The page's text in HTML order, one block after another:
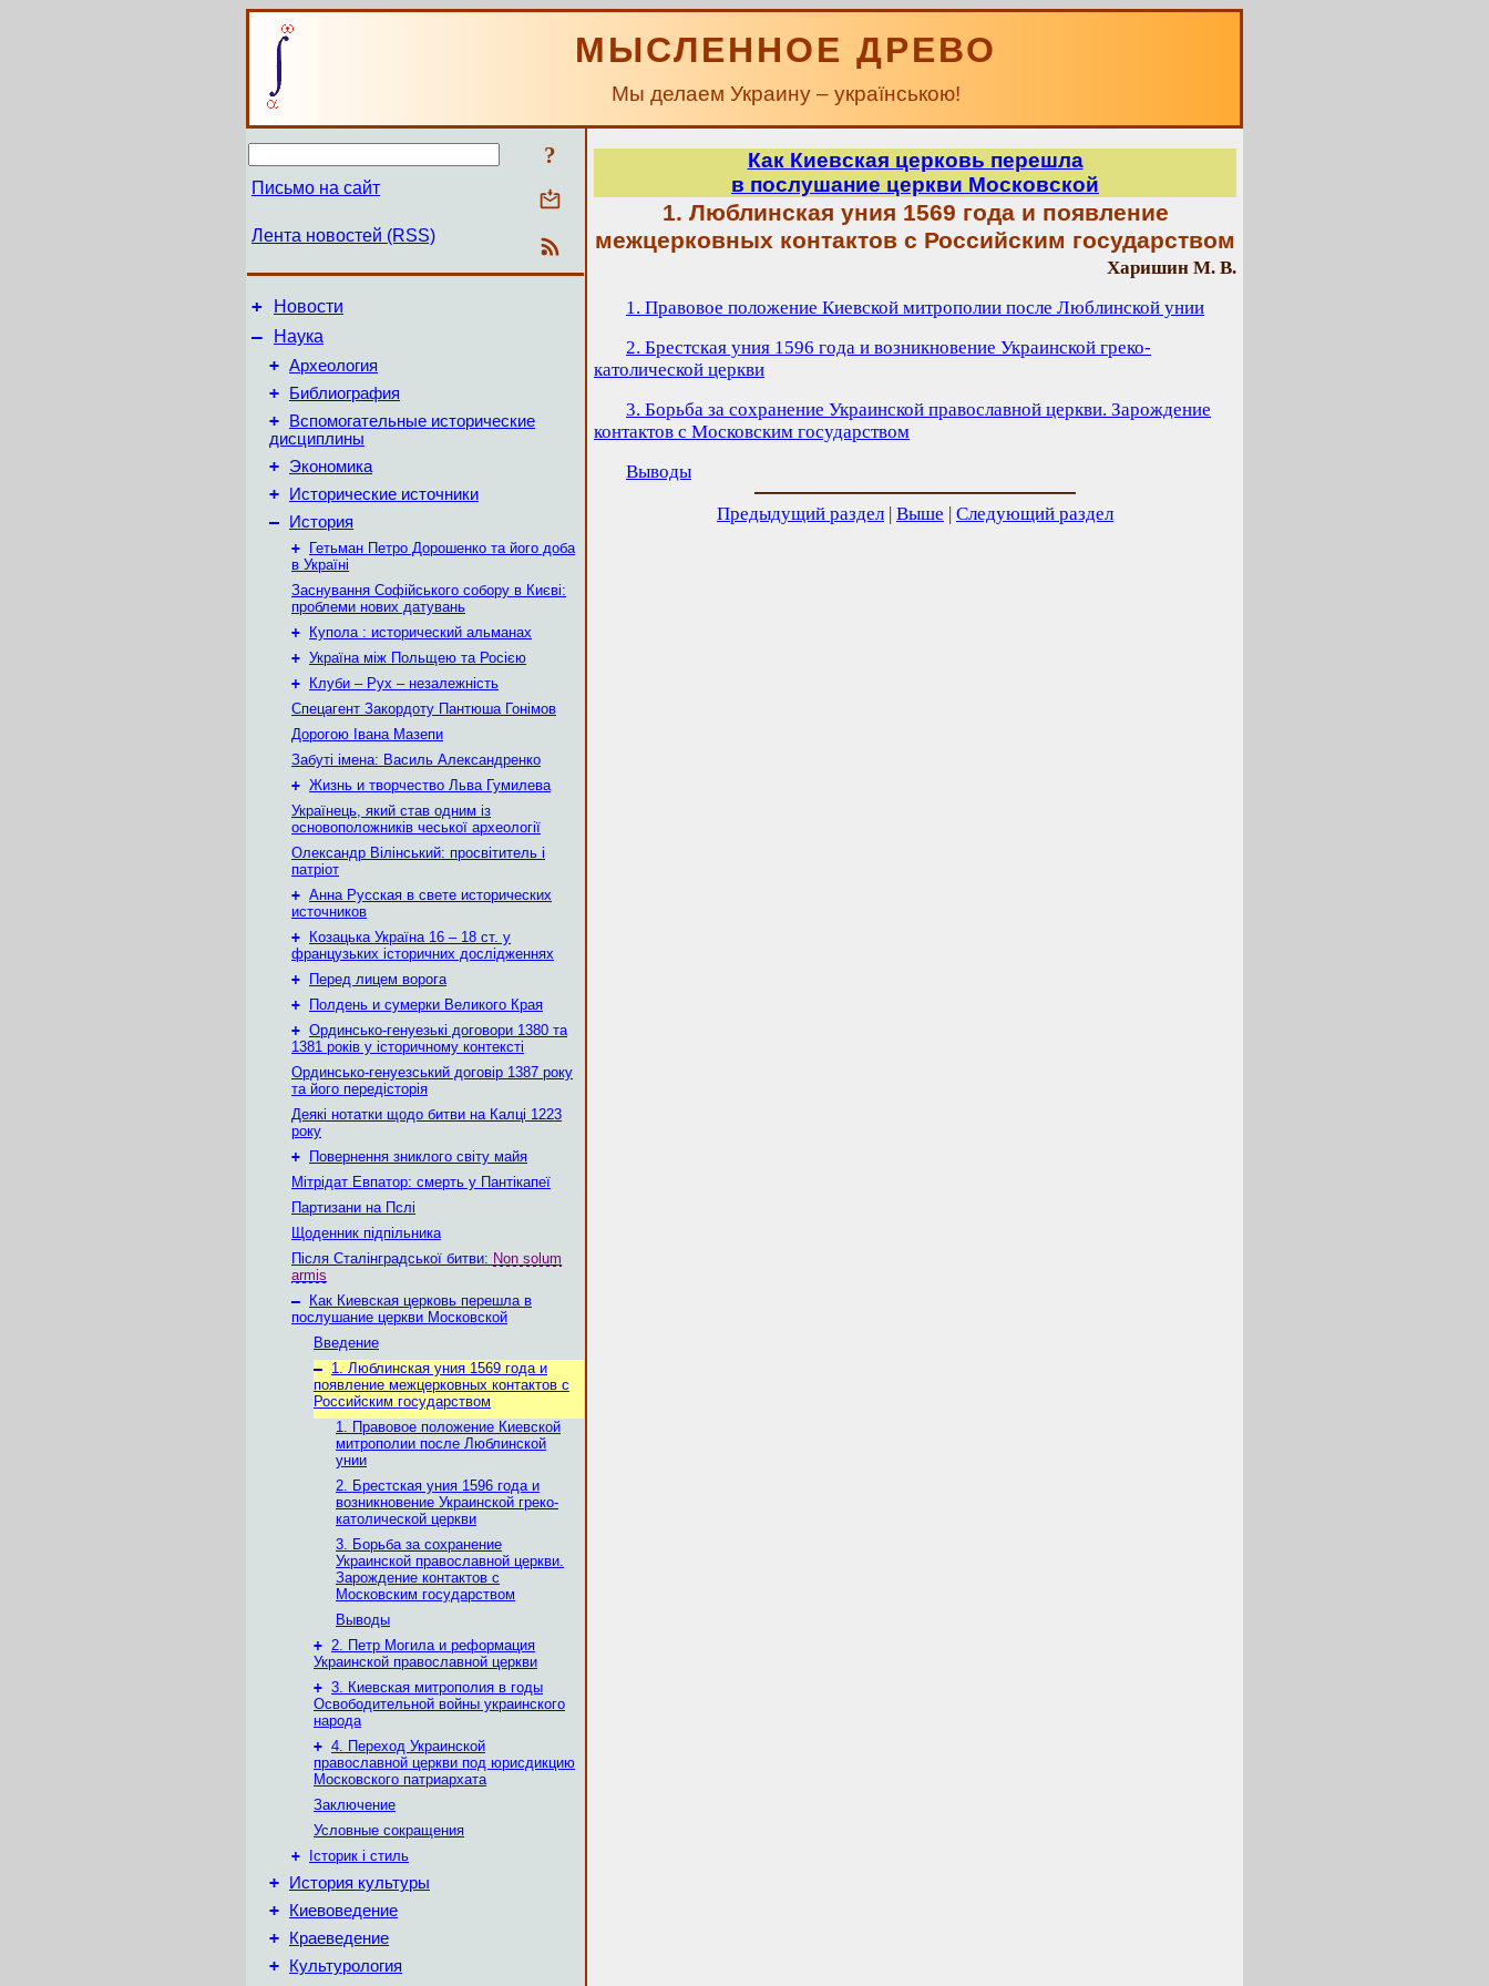
МЫСЛЕННОЕ ДРЕВО
Мы делаем Украину – українською!
?
Письмо на сайт
Лента новостей (RSS)
+ Новости
–
Наука
+ Археология
+ Библиография
+
Вспомогательные исторические
дисциплины
+ Экономика
+ Исторические источники
– История
+
Гетьман Петро Дорошенко та його доба
в Україні
Заснування Софійського собору в Києві:
проблеми нових датувань
+
Купола : исторический альманах
+ Україна між Польщею та Росією
+
Клуби – Рух – незалежність
Спецагент Закордоту Пантюша Гонімов
Дорогою Івана Мазепи
Забуті імена: Василь Александренко
+ Жизнь и творчество Льва Гумилева
Українець, який став одним із
основоположників чеської археології
Олександр Вілінський: просвітитель і
патріот
+ Анна Русская в свете исторических
источников
+
Козацька Україна 16 – 18 ст. у
французьких історичних дослідженнях
+
Перед лицем ворога
+
Полдень и сумерки Великого Края
+ Ординсько-генуезькі договори 1380 та
1381 років у історичному контексті
Ординсько-генуезський договір 1387 року
та його передісторія
Деякі нотатки щодо битви на Калці 1223
року
+
Повернення зниклого світу майя
Мітрідат Евпатор: смерть у Пантікапеї
Партизани на Пслі
Щоденник підпільника
Після Сталінградської битви: Non solum
armis
–
Как Киевская церковь перешла в
послушание церкви Московской
Введение
– 1. Люблинская уния 1569 года и
появление межцерковных контактов с
Российским государством
1. Правовое положение Киевской
митрополии после Люблинской
унии
2. Брестская уния 1596 года и
возникновение Украинской греко-
католической церкви
3. Борьба за сохранение
Украинской православной церкви.
Зарождение контактов с
Московским государством
Выводы
+ 2. Петр Могила и реформация
Украинской православной церкви
+ 3. Киевская митрополия в годы
Освободительной войны украинского
народа
+ 4. Переход Украинской
православной церкви под юрисдикцию
Московского патриархата
Заключение
Условные сокращения
+
Історик і стиль
+ История культуры
+ Киевоведение
+ Краеведение
+ Культурология
Как Киевская церковь перешла
в послушание церкви Московской
1. Люблинская уния 1569 года и появление
межцерковных контактов с Российским государством
Харишин М. В.
1. Правовое положение Киевской митрополии после Люблинской унии
2. Брестская уния 1596 года и возникновение Украинской греко-
католической церкви
3. Борьба за сохранение Украинской православной церкви. Зарождение
контактов с Московским государством
Выводы
Предыдущий раздел | Выше | Следующий раздел